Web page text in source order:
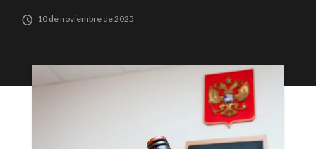
10 de noviembre de 2025